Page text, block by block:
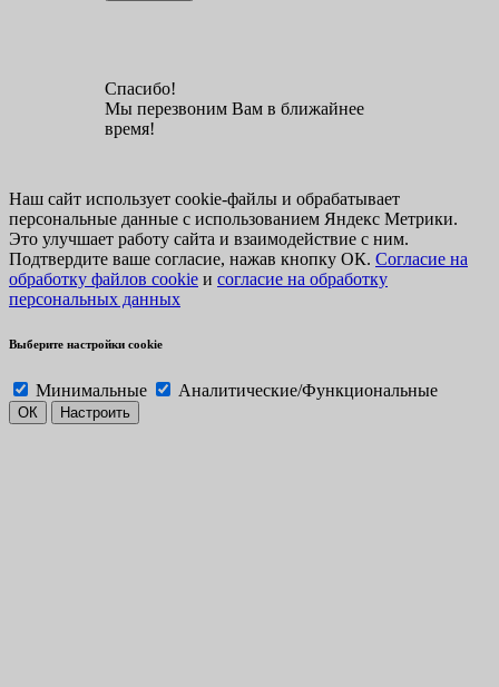
Спасибо!
Мы перезвоним Вам в ближайнее
время!
Наш сайт использует cookie-файлы и обрабатывает
персональные данные с использованием Яндекс Метрики.
Это улучшает работу сайта и взаимодействие с ним.
Подтвердите ваше согласие, нажав кнопку ОК. Согласие на
обработку файлов cookie и согласие на обработку
персональных данных
Выберите настройки cookie
Минимальные Аналитические/Функциональные
ОК Настроить